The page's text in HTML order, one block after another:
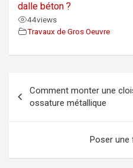
dalle béton ?
44views
Travaux de Gros Oeuvre
de
l’article
Comment monter une
ossature métallique
Poser une